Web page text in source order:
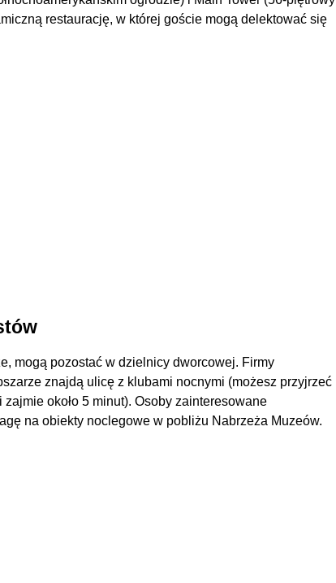
restaurację, w której goście mogą delektować się
mogą pozostać w dzielnicy dworcowej. Firmy
znajdą ulicę z klubami nocnymi (możesz przyjrzeć
około 5 minut). Osoby zainteresowane
na obiekty noclegowe w pobliżu Nabrzeża Muzeów.